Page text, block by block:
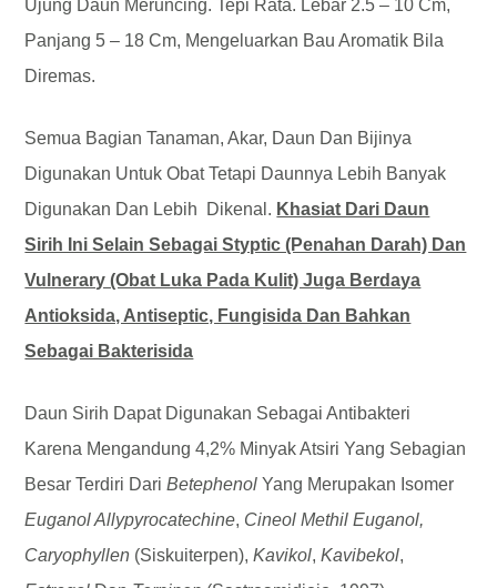
Ujung Daun Meruncing. Tepi Rata. Lebar 2.5 – 10 Cm,
Panjang 5 – 18 Cm, Mengeluarkan Bau Aromatik Bila
Diremas.
Semua Bagian Tanaman, Akar, Daun Dan Bijinya
Digunakan Untuk Obat Tetapi Daunnya Lebih Banyak
Digunakan Dan Lebih Dikenal. Khasiat Dari Daun
Sirih Ini Selain Sebagai Styptic (penahan Darah) Dan
Vulnerary (obat Luka Pada Kulit) Juga Berdaya
Antioksida, Antiseptic, Fungisida Dan Bahkan
Sebagai Bakterisida
Daun Sirih Dapat Digunakan Sebagai Antibakteri
Karena Mengandung 4,2% Minyak Atsiri Yang Sebagian
Besar Terdiri DariBetephenolYang Merupakan Isomer
Euganol Allypyrocatechine, Cineol Methil Euganol,
Caryophyllen (siskuiterpen),Kavikol,Kavibekol,